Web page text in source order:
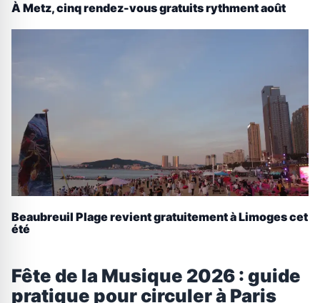
À Metz, cinq rendez-vous gratuits rythment août
Beaubreuil Plage revient gratuitement à Limoges cet
été
Fête de la Musique 2026 : guide
pratique pour circuler à Paris